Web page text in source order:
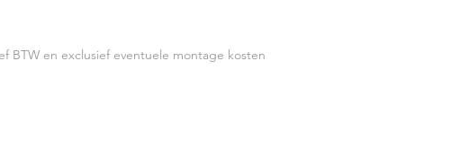
BTW en exclusief eventuele montage kosten